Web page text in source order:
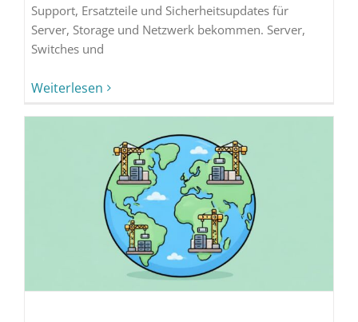
Support, Ersatzteile und Sicherheitsupdates für
Server, Storage und Netzwerk bekommen. Server,
Switches und
Weiterlesen